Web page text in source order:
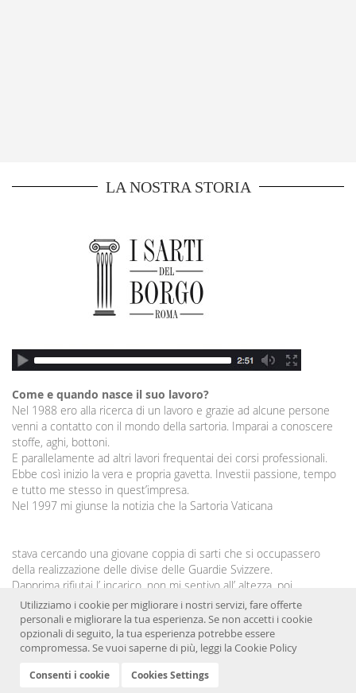
LA NOSTRA STORIA
Come e quando nasce il suo lavoro?
Nel 1988 ero alla ricerca di un lavoro e grazie ad alcune persone
venni a contatto con il mondo della sartoria. Imparai a conoscere
stoffe, aghi, bottoni.
E parallelamente ad altri lavori frequentai dei corsi professionali.
Ebbe così inizio la vera e propria gavetta. Investii passione, tempo
e tutto me stesso in quest’impresa.
Nel 1997 mi giunse la notizia che la Sartoria Vaticana
stava cercando una giovane coppia di sarti che si occupassero
della realizzazione delle divise delle Guardie Svizzere.
Dapprima rifiutai l’ incarico, non mi sentivo all’ altezza, poi
riflettendo capii il grande onore nel poter lavorare, seppur
indirettamente, per il Santo Padre. Ricordo che per iniziare anche
mia madre mi aiutò, lavorando per me ore ed ore. La storia ha fatto
il resto...Continua a leggere »
Utilizziamo i cookie per migliorare i nostri servizi, fare offerte
personali e migliorare la tua esperienza. Se non accetti i cookie
opzionali di seguito, la tua esperienza potrebbe essere
compromessa. Se vuoi saperne di più, leggi laCookie Policy
Consenti i cookie Cookies Settings